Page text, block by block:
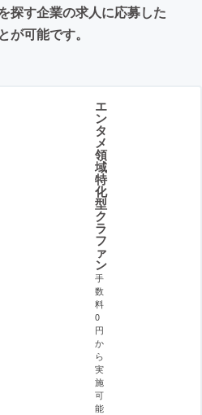
探す企業の求人に応募した
が可能です。
エ
ン
タ
メ
領
域
特
化
型
ク
ラ
フ
ァ
ン
手
数
料
0
円
か
ら
実
施
可
能